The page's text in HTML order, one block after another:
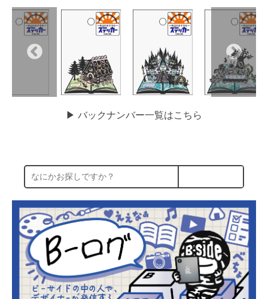
▶︎ バックナンバー一覧はこちら